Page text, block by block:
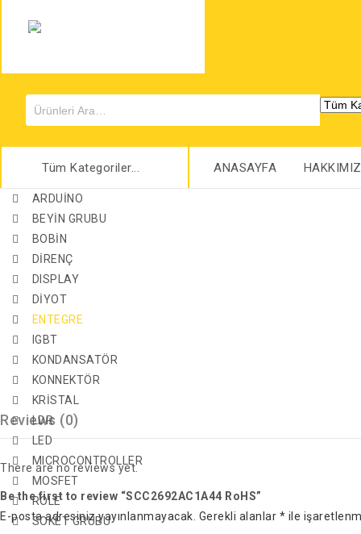
Tüm Kategoriler...
ARDUİNO
BEYİN GRUBU
BOBİN
DİRENÇ
DISPLAY
DİYOT
ENTEGRE
IGBT
KONDANSATÖR
KONNEKTÖR
KRİSTAL
LDR
LED
MICROCONTROLLER
MOSFET
ROLE
SOKET GRUBU
ANASAYFA
Reviews (0)
There are no reviews yet.
Be the first to review “SCC2692AC1A44 RoHS”
E-posta adresiniz yayınlanmayacak. Gerekli alanlar * ile